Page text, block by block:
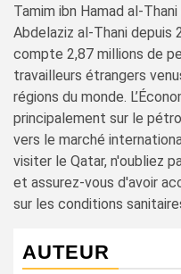
Tamim ibn Hamad al-
Abdelaziz al-Thani depuis
compte 2,87 millions de
travailleurs étrangers
régions du monde.
principalement sur le
vers le marché
visiter le Qatar, n'oubliez
et assurez-vous d'avoir
sur les conditions
AUTEUR